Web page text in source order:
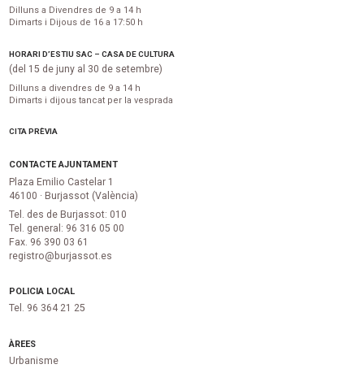
Dilluns a Divendres de 9 a 14 h
Dimarts i Dijous de 16 a 17:50 h
HORARI D’ESTIU SAC – CASA DE CULTURA
(del 15 de juny al 30 de setembre)
Dilluns a divendres de 9 a 14 h
Dimarts i dijous tancat per la vesprada
CITA PRÈVIA
CONTACTE AJUNTAMENT
Plaza Emilio Castelar 1
46100 · Burjassot (València)
Tel. des de Burjassot: 010
Tel. general: 96 316 05 00
Fax. 96 390 03 61
registro@burjassot.es
POLICIA LOCAL
Tel. 96 364 21 25
ÀREES
Urbanisme